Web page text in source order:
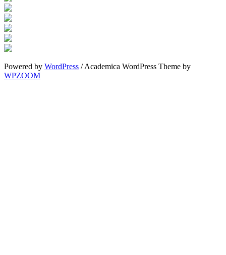
Powered by WordPress / Academica WordPress Theme by
WPZOOM